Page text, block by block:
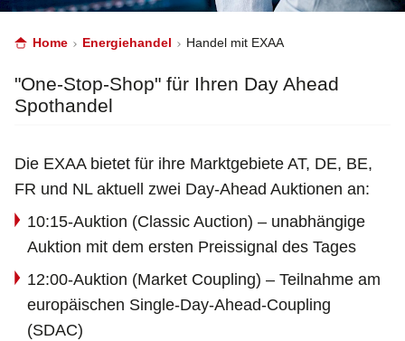
Home Energiehandel Handel mit EXAA
"One-Stop-Shop" für Ihren Day Ahead
Spothandel
Die EXAA bietet für ihre Marktgebiete AT, DE, BE,
FR und NL aktuell zwei Day-Ahead Auktionen an:
10:15-Auktion (Classic Auction) – unabhängige
Auktion mit dem ersten Preissignal des Tages
12:00-Auktion (Market Coupling) – Teilnahme am
europäischen Single-Day-Ahead-Coupling
(SDAC)